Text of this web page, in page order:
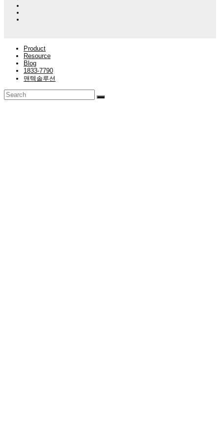
Product
Resource
Blog
1833-7790
맨텍솔루션